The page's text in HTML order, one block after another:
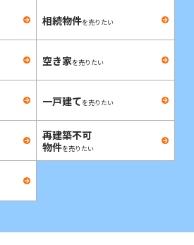
相続物件を売りたい
空き家を売りたい
一戸建てを売りたい
再建築不可
物件を売りたい